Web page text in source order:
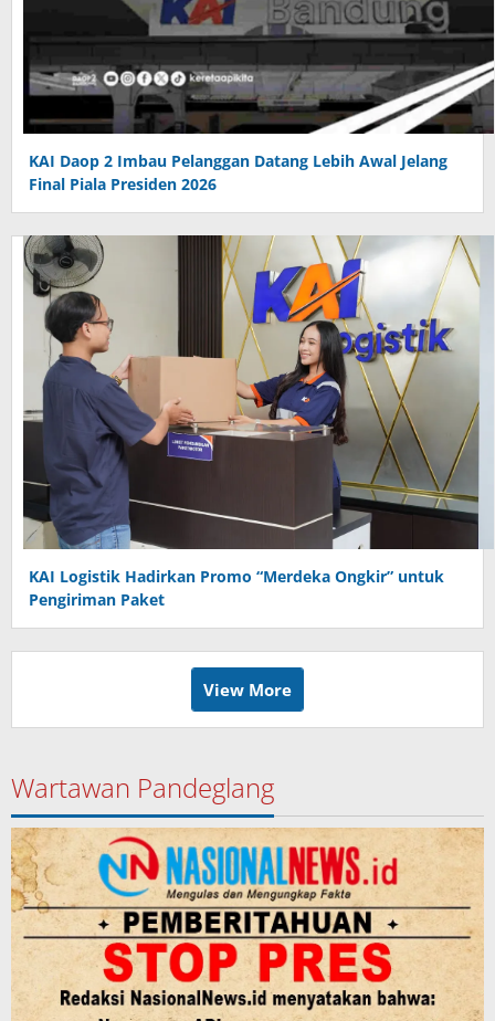
KAI Daop 2 Imbau Pelanggan Datang Lebih Awal Jelang
Final Piala Presiden 2026
KAI Logistik Hadirkan Promo “Merdeka Ongkir” untuk
Pengiriman Paket
View More
Wartawan Pandeglang